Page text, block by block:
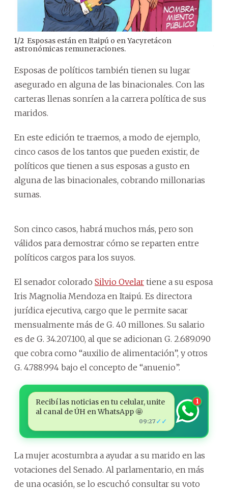
1/2 Esposas están en Itaipú o en Yacyretácon
astronómicas remuneraciones.
Esposas de políticos también tienen su lugar
asegurado en alguna de las binacionales. Con las
carteras llenas sonríen a la carrera política de sus
maridos.
En este edición te traemos, a modo de ejemplo,
cinco casos de los tantos que pueden existir, de
políticos que tienen a sus esposas a gusto en
alguna de las binacionales, cobrando millonarias
sumas.
Son cinco casos, habrá muchos más, pero son
válidos para demostrar cómo se reparten entre
políticos cargos para los suyos.
El senador colorado Silvio Ovelar tiene a su esposa
Iris Magnolia Mendoza en Itaipú. Es directora
jurídica ejecutiva, cargo que le permite sacar
mensualmente más de G. 40 millones. Su salario
es de G. 34.207.100, al que se adicionan G. 2.689.090
que cobra como “auxilio de alimentación”, y otros
G. 4.788.994 bajo el concepto de “anuenio”.
Recibí las noticias en tu celular, unite
al canal de ÚH en WhatsApp 🤩
09:27 ✓✓
1
La mujer acostumbra a ayudar a su marido en las
votaciones del Senado. Al parlamentario, en más
de una ocasión, se lo escuchó consultar su voto